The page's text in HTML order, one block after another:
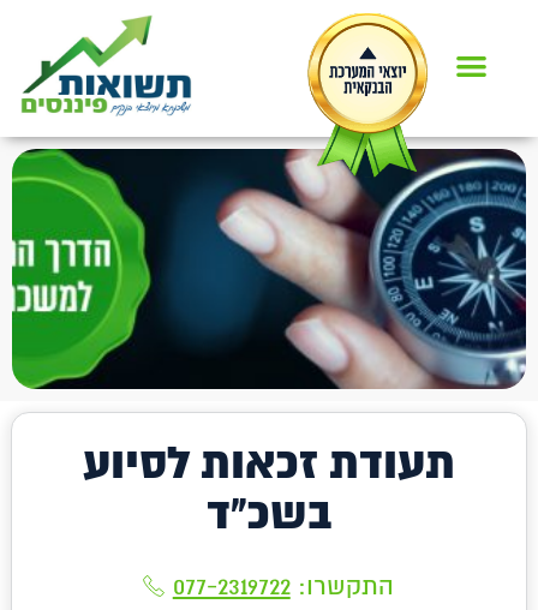
תעודת זכאות לסיוע
בשכ"ד
התקשרו:077-2319722